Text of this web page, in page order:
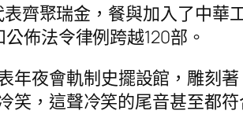
齊聚瑞金，餐與加入了中
佈法令律例跨越120部。
年夜會軌制史擺設館，雕刻
笑，這聲冷笑的尾音甚至都